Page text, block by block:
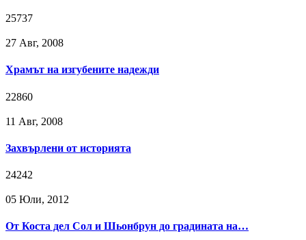
25737
27 Авг, 2008
Храмът на изгубените надежди
22860
11 Авг, 2008
Захвърлени от историята
24242
05 Юли, 2012
От Коста дел Сол и Шьонбрун до градината на…